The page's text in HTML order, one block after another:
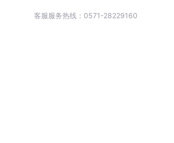
客服服务热线：0571-28229160